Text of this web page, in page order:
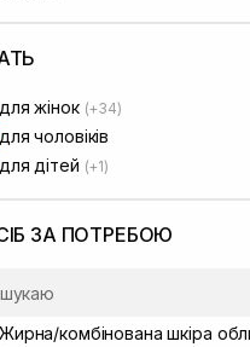
для жінок (+34)
для чоловіків
для дітей (+1)
ЗА ПОТРЕБОЮ
Жирна/комбінована шкіра